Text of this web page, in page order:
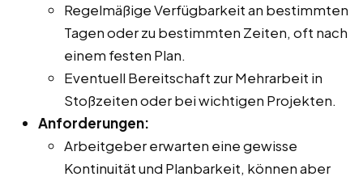
Regelmäßige Verfügbarkeit an bestimmten
Tagen oder zu bestimmten Zeiten, oft nach
einem festen Plan.
Eventuell Bereitschaft zur Mehrarbeit in
Stoßzeiten oder bei wichtigen Projekten.
Anforderungen:
Arbeitgeber erwarten eine gewisse
Kontinuität und Planbarkeit, können aber